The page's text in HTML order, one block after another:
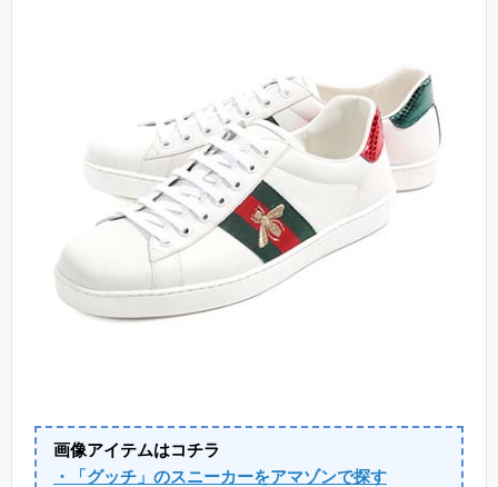
画像アイテムはコチラ
・「グッチ」のスニーカーをアマゾンで探す